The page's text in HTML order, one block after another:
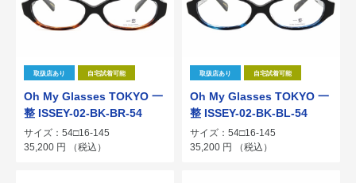
取扱店あり 自宅試着可能
Oh My Glasses TOKYO 一
整 ISSEY-02-BK-BR-54
サイズ：54□16-145
35,200 円 （税込）
取扱店あり 自宅試着可能
Oh My Glasses TOKYO 一
整 ISSEY-02-BK-BL-54
サイズ：54□16-145
35,200 円 （税込）